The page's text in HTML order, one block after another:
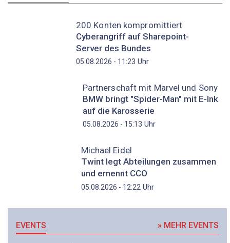
200 Konten kompromittiert
Cyberangriff auf Sharepoint-
Server des Bundes
05.08.2026 - 11:23 Uhr
Partnerschaft mit Marvel und Sony
BMW bringt "Spider-Man" mit E-Ink
auf die Karosserie
05.08.2026 - 15:13 Uhr
Michael Eidel
Twint legt Abteilungen zusammen
und ernennt CCO
05.08.2026 - 12:22Uhr
EVENTS » MEHR EVENTS